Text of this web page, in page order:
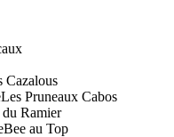
Cazalous
Les Pruneaux Cabos
Ramier
Bee au Top